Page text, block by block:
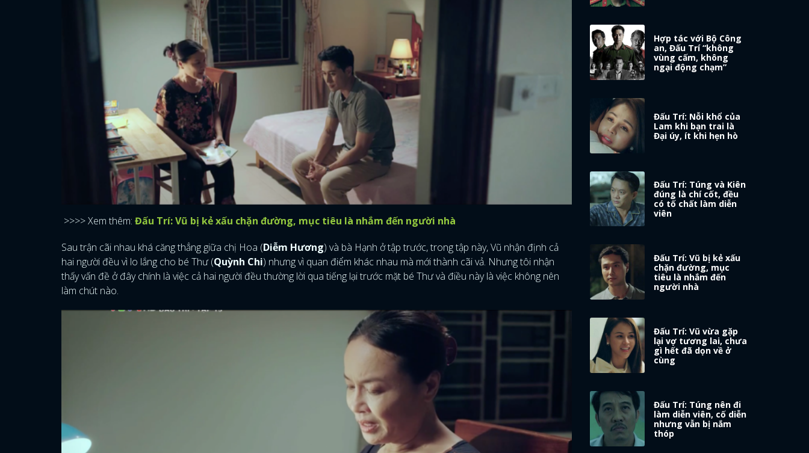
>>>> Xem thêm: Đấu Trí: Vũ bị kẻ xấu chặn đường, mục tiêu là nhắm đến người nhà
Sau trận cãi nhau khá căng thẳng giữa chị Hoa (Diễm Hương) và bà Hạnh ở tập trước, trong tập này, Vũ nhận định cả
hai người đều vì lo lắng cho bé Thư (Quỳnh Chi) nhưng vì quan điểm khác nhau mà mới thành cãi vả. Nhưng tôi nhận
thấy vấn đề ở đây chính là việc cả hai người đều thường lời qua tiếng lại trước mặt bé Thư và điều này là việc không nên
làm chút nào.
Hợp tác với Bộ Công
an, Đấu Trí “không
vùng cấm, không
ngại động chạm”
Đấu Trí: Nỗi khổ của
Lam khi bạn trai là
Đại úy, ít khi hẹn hò
Đấu Trí: Túng và Kiên
đúng là chí cốt, đều
có tố chất làm diễn
viên
Đấu Trí: Vũ bị kẻ xấu
chặn đường, mục
tiêu là nhắm đến
người nhà
Đấu Trí: Vũ vừa gặp
lại vợ tương lai, chưa
gì hết đã dọn về ở
cùng
Đấu Trí: Túng nên đi
làm diễn viên, cố diễn
nhưng vẫn bị nắm
thóp